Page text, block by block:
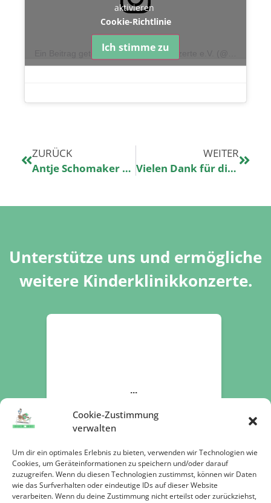
Cookie-Zustimmung
verwalten
Um dir ein optimales Erlebnis zu bieten, verwenden wir Technologien wie
Cookies, um Geräteinformationen zu speichern und/oder darauf
zuzugreifen. Wenn du diesen Technologien zustimmst, können wir Daten
wie das Surfverhalten oder eindeutige IDs auf dieser Website
verarbeiten. Wenn du deine Zustimmung nicht erteilst oder zurückziehst,
aktivieren
Cookie-Richtlinie
Ich stimme zu
ZURÜCK
Antje Schomaker gratuliert zum Geburtstag
WEITER
Vielen Dank für die lieben Glückwünsche
Unterstütze uns und ermögliche
weitere Kinderklinikkonzerte.